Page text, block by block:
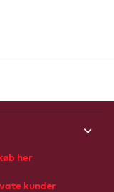
her
kunder